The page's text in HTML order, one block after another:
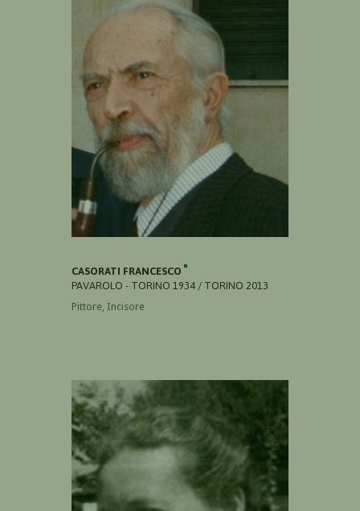
CASORATI FRANCESCO
PAVAROLO - TORINO 1934 / TORINO 2013
Pittore, Incisore